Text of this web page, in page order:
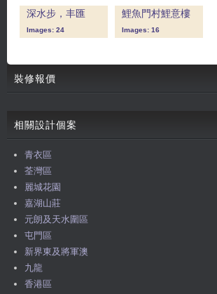
深水步，丰匯
Images: 24
鯉魚門村鯉意樓
Images: 16
裝修報價
相關設計個案
青衣區
荃灣區
麗城花園
嘉湖山莊
元朗及天水圍區
屯門區
新界東及將軍澳
九龍
香港區